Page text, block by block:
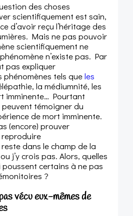
des choses
scientifiquement est sain,
d’avoir reçu l’héritage des
Mais ne pas pouvoir
scientifiquement ne
n’existe pas. Par
pas expliquer
phénomènes tels queles
la médiumnité, les
imminente… Pourtant
peuvent témoigner du
de mort imminente.
(encore) prouver
dans le champ de la
j’y crois pas. Alors, quelles
certains à ne pas
?
vécu eux-mêmes de